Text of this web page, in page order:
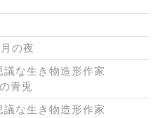
の夜
な生き物造形作家
青兎
な生き物造形作家